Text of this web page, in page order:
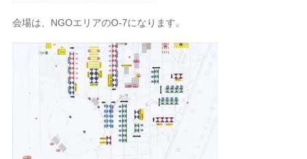
会場は、NGOエリアのO-7になります。